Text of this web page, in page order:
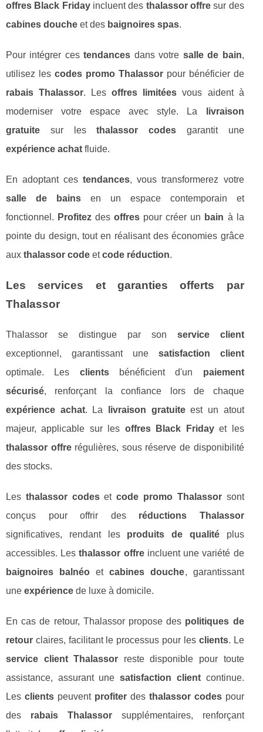
offres Black Fridayincluent des thalassor offresur des
cabines douche et des baignoires spas.
Pour intégrer cestendances dans votre salle de bain,
utilisez les codes promo Thalassorpour bénéficier de
rabais Thalassor. Lesoffres limitées vous aident à
moderniser votre espace avec style. La
livraison
gratuite sur lesthalassor codes garantit une
expérience achat fluide.
En adoptant cestendances, vous transformerez votre
salle de bainsen un espace contemporain et
fonctionnel. Profitez desoffres pour créer un bain à la
pointe du design, tout en réalisant des économies grâce
aux thalassor code etcode réduction.
Les services et garanties offerts par
Thalassor
Thalassor se distingue par son service client
exceptionnel, garantissant une satisfaction client
optimale. Les clientsbénéficient d'un paiement
sécurisé, renforçant la confiance lors de chaque
expérience achat. La livraison gratuiteest un atout
majeur, applicable sur les offres Black Fridayet les
thalassor offrerégulières, sous réserve de disponibilité
des stocks.
Les thalassor codesetcode promo Thalassorsont
conçus pour offrir des réductions Thalassor
significatives, rendant les produits de qualitéplus
accessibles. Lesthalassor offreincluent une variété de
baignoires balnéo etcabines douche, garantissant
une expérience de luxe à domicile.
En cas de retour, Thalassor propose des politiques de
retour claires, facilitant le processus pour les clients. Le
service client Thalassor reste disponible pour toute
assistance, assurant unesatisfaction clientcontinue.
Les clientspeuvent profiterdes thalassor codespour
des rabais Thalassorsupplémentaires, renforçant